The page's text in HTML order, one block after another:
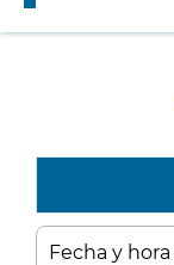
Fecha y